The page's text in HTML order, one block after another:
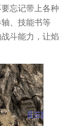
忘记带上各种
、技能书等
斗能力，让焰